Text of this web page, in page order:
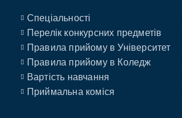
Спеціальності
Перелік конкурсних предметів
Правила прийому в Університет
Правила прийому в Коледж
Вартість навчання
Приймальна коміся